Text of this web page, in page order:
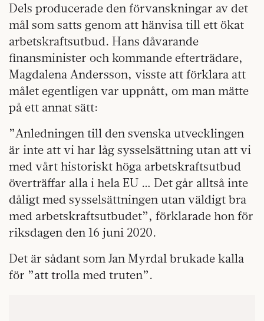
Dels producerade den förvanskningar av det
mål som satts genom att hänvisa till ett ökat
arbetskraftsutbud. Hans dåvarande
finansminister och kommande efterträdare,
Magdalena Andersson, visste att förklara att
målet egentligen var uppnått, om man mätte
på ett annat sätt:
”Anledningen till den svenska utvecklingen
är inte att vi har låg sysselsättning utan att vi
med vårt historiskt höga arbetskraftsutbud
överträffar alla i hela EU … Det går alltså inte
dåligt med sysselsättningen utan väldigt bra
med arbetskraftsutbudet”, förklarade hon för
riksdagen den 16 juni 2020.
Det är sådant som Jan Myrdal brukade kalla
för ”att trolla med truten”.